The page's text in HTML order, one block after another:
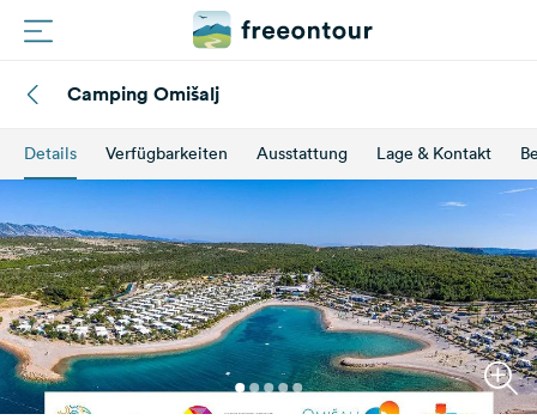
Routen
Plätze
Magazin
Partner
Registrieren
Einloggen
Camping Omišalj
Details Verfügbarkeiten Ausstattung Lage & Kontakt